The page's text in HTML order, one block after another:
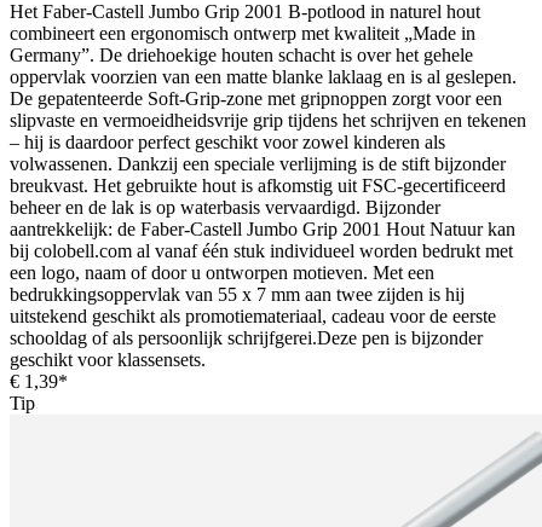
Het Faber-Castell Jumbo Grip 2001 B-potlood in naturel hout
combineert een ergonomisch ontwerp met kwaliteit „Made in
Germany”. De driehoekige houten schacht is over het gehele
oppervlak voorzien van een matte blanke laklaag en is al geslepen.
De gepatenteerde Soft-Grip-zone met gripnoppen zorgt voor een
slipvaste en vermoeidheidsvrije grip tijdens het schrijven en tekenen
– hij is daardoor perfect geschikt voor zowel kinderen als
volwassenen. Dankzij een speciale verlijming is de stift bijzonder
breukvast. Het gebruikte hout is afkomstig uit FSC-gecertificeerd
beheer en de lak is op waterbasis vervaardigd. Bijzonder
aantrekkelijk: de Faber-Castell Jumbo Grip 2001 Hout Natuur kan
bij colobell.com al vanaf één stuk individueel worden bedrukt met
een logo, naam of door u ontworpen motieven. Met een
bedrukkingsoppervlak van 55 x 7 mm aan twee zijden is hij
uitstekend geschikt als promotiemateriaal, cadeau voor de eerste
schooldag of als persoonlijk schrijfgerei.Deze pen is bijzonder
geschikt voor klassensets.
€ 1,39*
Tip